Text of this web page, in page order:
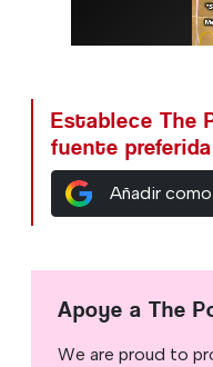
Establece The
fuente
Añadir
Apoye a The
We are proud to